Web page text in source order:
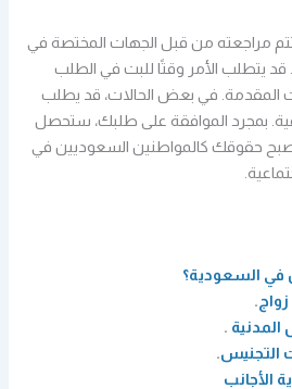
مراجعته من قبل الجهات المختصة في
قد يتطلب الأمر وقتًا للبت في الطلب
المقدمة. في بعض الحالات، قد يطلب
بمجرد الموافقة على طلبك، ستحصل
حقوقك كالمواطنين السعوديين في
في السعودية؟
.
المدنية .
التجنيس.
الأجانب